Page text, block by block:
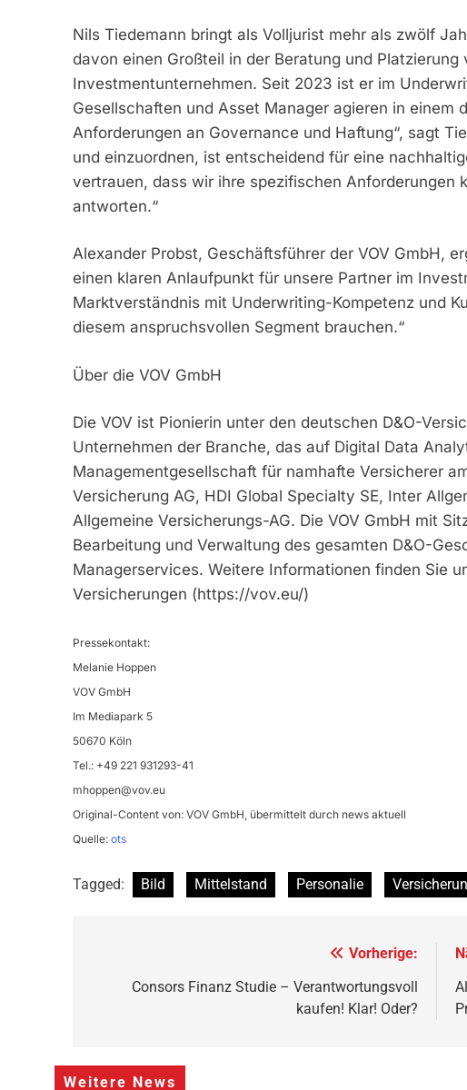
Nils Tiedemann bringt als Volljurist mehr als zwölf
davon einen Großteil in der Beratung und Platzierung
Investmentunternehmen. Seit 2023 ist er im
Gesellschaften und Asset Manager agieren in einem
Anforderungen an Governance und Haftung“, sagt
und einzuordnen, ist entscheidend für eine
vertrauen, dass wir ihre spezifischen Anforderungen
antworten.“
Alexander Probst, Geschäftsführer der VOV GmbH,
einen klaren Anlaufpunkt für unsere Partner im
Marktverständnis mit Underwriting-Kompetenz und
diesem anspruchsvollen Segment brauchen.“
Über die VOV GmbH
Die VOV ist Pionierin unter den deutschen D&O-
Unternehmen der Branche, das auf Digital Data
Managementgesellschaft für namhafte Versicherer
Versicherung AG, HDI Global Specialty SE, Inter
Allgemeine Versicherungs-AG. Die VOV GmbH mit
Bearbeitung und Verwaltung des gesamten D&O-
Managerservices. Weitere Informationen finden Sie
Versicherungen (https://vov.eu/)
Pressekontakt:
Melanie Hoppen
VOV GmbH
Im Mediapark 5
50670 Köln
Tel.: +49 221 931293-41
mhoppen@vov.eu
Original-Content von: VOV GmbH, übermittelt durch news aktuell
Quelle: ots
Tagged: Bild Mittelstand Personalie
Vorherige:
Consors Finanz Studie – Verantwortungsvoll
kaufen! Klar! Oder?
Weitere News